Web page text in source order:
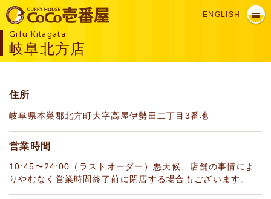
ENGLISH
Gifu Kitagata
岐阜北方店
住所
岐阜県本巣郡北方町大字高屋伊勢田二丁目3番地
営業時間
10:45〜24:00（ラストオーダー）悪天候、店舗の事情によ
りやむなく営業時間終了前に閉店する場合もございます。